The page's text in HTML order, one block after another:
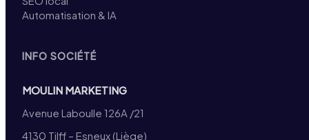
Automatisation & IA
INFO SOCIÉTÉ
MOULIN MARKETING
Avenue Laboulle 126A /21
4130 Tilff – Esneux (Liège)